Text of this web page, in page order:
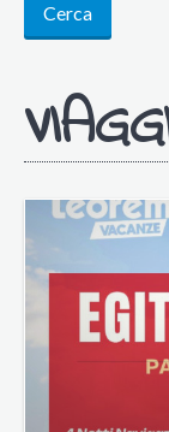
Cerca